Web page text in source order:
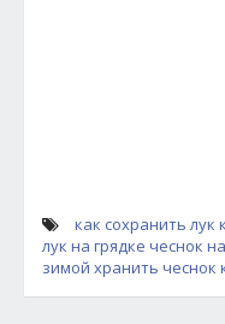
как сохранить лук
лук на грядке чеснок
зимой хранить чеснок